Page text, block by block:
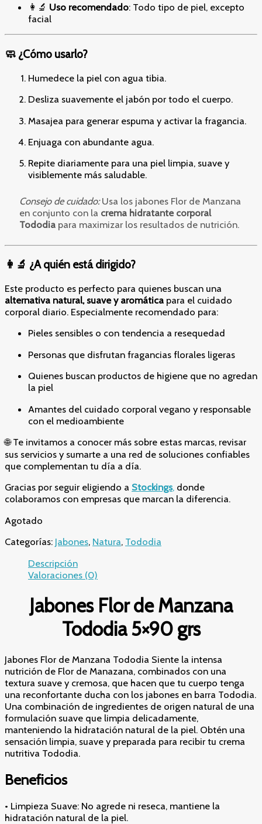
👩‍🔬 Uso recomendado: Todo tipo de piel, excepto
facial
🧼 ¿Cómo usarlo?
Humedece la piel con agua tibia.
Desliza suavemente el jabón por todo el cuerpo.
Masajea para generar espuma y activar la fragancia.
Enjuaga con abundante agua.
Repite diariamente para una piel limpia, suave y
visiblemente más saludable.
Consejo de cuidado:Usa los jabones Flor de Manzana
en conjunto con la crema hidratante corporal
Tododiapara maximizar los resultados de nutrición.
👩‍🔬 ¿A quién está dirigido?
Este producto es perfecto para quienes buscan una
alternativa natural, suave y aromática para el cuidado
corporal diario. Especialmente recomendado para:
Pieles sensibles o con tendencia a resequedad
Personas que disfrutan fragancias florales ligeras
Quienes buscan productos de higiene que no agredan
la piel
Amantes del cuidado corporal vegano y responsable
con el medioambiente
🌐 Te invitamos a conocer más sobre estas marcas, revisar
sus servicios y sumarte a una red de soluciones confiables
que complementan tu día a día.
Gracias por seguir eligiendo a Stockings, donde
colaboramos con empresas que marcan la diferencia.
Agotado
Categorías: Jabones, Natura, Tododia
Descripción
Valoraciones (0)
Jabones Flor de Manzana
Tododia 5×90 grs
Jabones Flor de Manzana Tododia Siente la intensa
nutrición de Flor de Manazana, combinados con una
textura suave y cremosa, que hacen que tu cuerpo tenga
una reconfortante ducha con los jabones en barra Tododia.
Una combinación de ingredientes de origen natural de una
formulación suave que limpia delicadamente,
manteniendo la hidratación natural de la piel. Obtén una
sensación limpia, suave y preparada para recibir tu crema
nutritiva Tododia.
Beneficios
• Limpieza Suave: No agrede ni reseca, mantiene la
hidratación natural de la piel.